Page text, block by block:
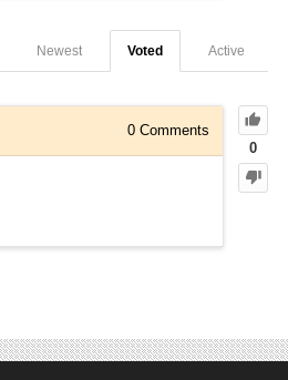
Active
Voted
Newest
0
0 Comments